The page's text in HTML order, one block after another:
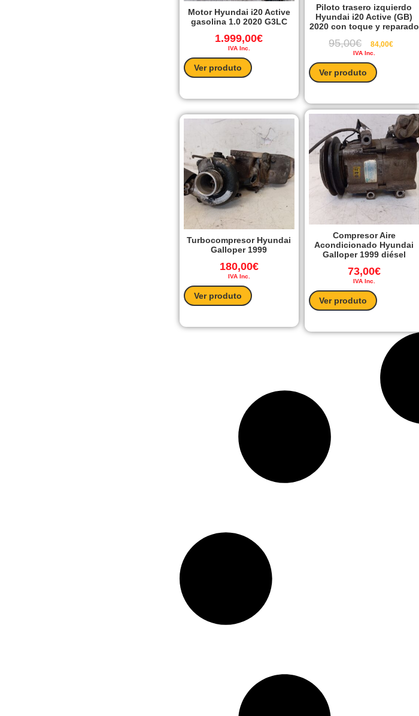
Motor Hyundai i20 Active
gasolina 1.0 2020 G3LC
1.999,00€
IVA Inc.
Ver produto
Piloto trasero izquierdo
Hyundai i20 Active (GB)
2020 con toque y reparado
95,00€ 84,00€
IVA Inc.
Ver produto
Turbocompresor Hyundai
Galloper 1999
180,00€
IVA Inc.
Ver produto
Compresor Aire
Acondicionado Hyundai
Galloper 1999 diésel
73,00€
IVA Inc.
Ver produto